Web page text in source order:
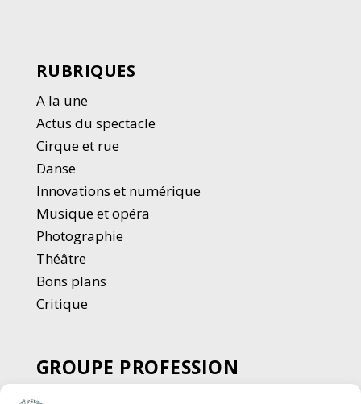
RUBRIQUES
A la une
Actus du spectacle
Cirque et rue
Danse
Innovations et numérique
Musique et opéra
Photographie
Théâtre
Bons plans
Critique
GROUPE PROFESSION
SPECTACLE